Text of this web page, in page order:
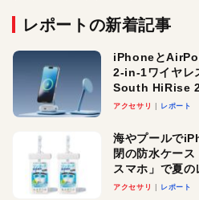
レポートの新着記事
iPhoneと
2-in-1ワイヤレ
South HiRise
ースでおしゃれ
アクセサリ レポート
海やプールで
閉の防水ケー
スマホ」で夏の
アクセサリ レポート